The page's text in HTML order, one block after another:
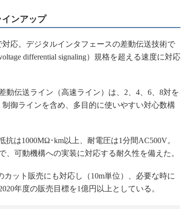
ンアップ
応。デジタルインタフェースの差動伝送技術で
differential signaling）規格を超える速度に対応
伝送ライン（高速ライン）は、2、4、6、8対を
御ラインを含め、多目的に使いやすい対心数構
は1000MΩ･km以上、耐電圧は1分間AC500V。
、可動機構への実装に対応する耐久性を備えた。
ット販売にも対応し（10m単位）、必要な時に
年度の販売目標を1億円以上としている。